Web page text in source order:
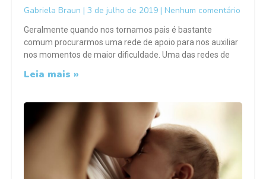
Gabriela Braun 3 de julho de 2019 Nenhum comentário
Geralmente quando nos tornamos pais é bastante
comum procurarmos uma rede de apoio para nos auxiliar
nos momentos de maior dificuldade. Uma das redes de
Leia mais »